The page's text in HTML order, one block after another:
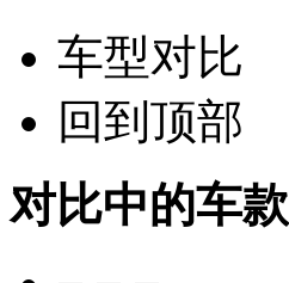
车型对比
回到顶部
对比中的车款